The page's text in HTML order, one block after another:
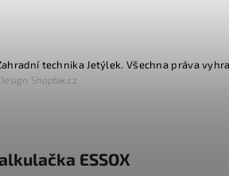
technika Jetýlek. Všechna práva
Shoptak.cz
ESSOX